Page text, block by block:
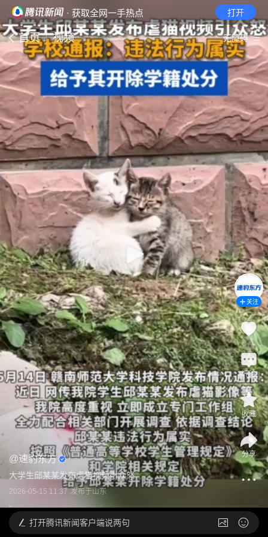
· 获取全网一手热点 打开
首页 视频 无障碍
@速豹东方
大学生邱某某发布虐猫视频引众怒
2026-05-15 11:37 发布于山东
关注
评论
收藏
分享
打开腾讯新闻客户端说两句